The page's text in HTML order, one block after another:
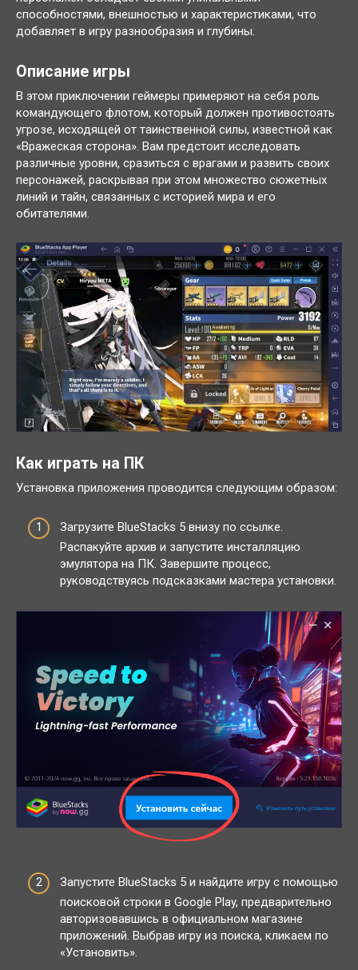
способностями, внешностью и характеристиками, что
добавляет в игру разнообразия и глубины.
Описание игры
В этом приключении геймеры примеряют на себя роль
командующего флотом, который должен противостоять
угрозе, исходящей от таинственной силы, известной как
«Вражеская сторона». Вам предстоит исследовать
различные уровни, сразиться с врагами и развить своих
персонажей, раскрывая при этом множество сюжетных
линий и тайн, связанных с историей мира и его
обитателями.
Как играть на ПК
Установка приложения проводится следующим образом:
Загрузите BlueStacks 5 внизу по ссылке.
Распакуйте архив и запустите инсталляцию
эмулятора на ПК. Завершите процесс,
руководствуясь подсказками мастера установки.
Запустите BlueStacks 5 и найдите игру с помощью
поисковой строки в Google Play, предварительно
авторизовавшись в официальном магазине
приложений. Выбрав игру из поиска, кликаем по
«Установить».